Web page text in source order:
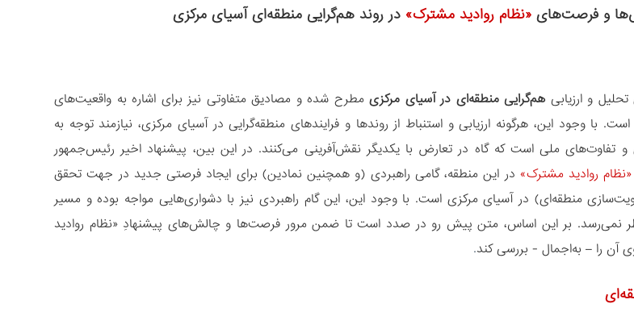
و فرصت‌های «نظام روادید مشترک»در روند هم‌گرایی منطقه‌ای آسیای مرکزی
و ارزیابی هم‌گرایی منطقه‌ای در آسیای مرکزی مطرح شده و مصادیق متفاوتی نیز برای اشاره به واقعیت‌های
با وجود این، هرگونه ارزیابی و استنباط از روندها و فرایندهای منطقه‌گرایی در آسیای مرکزی، نیازمند توجه به
و تفاوت‌های ملی است که گاه در تعارض با یکدیگر نقش‌آفرینی می‌کنند. در این ‌بین، پیشنهاد اخیر رئیس‌جمهور
«نظام روادید مشترک» در این منطقه، گامی راهبردی (و همچنین نمادین) برای ایجاد فرصتی جدید در جهت تحقق
منطقه‌ای) در آسیای مرکزی است. با وجود این، این گام راهبردی نیز با دشواری‌هایی مواجه بوده و مسیر
نمی‌رسد. بر این ‌اساس، متن پیش‌ رو در صدد است تا ضمن مرور فرصت‌ها و چالش‌های پیشنهادِ «نظام روادید
را – به‌اجمال - بررسی کند.